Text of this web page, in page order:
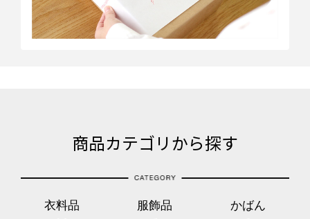
商品カテゴリから探す
衣料品 服飾品 かばん